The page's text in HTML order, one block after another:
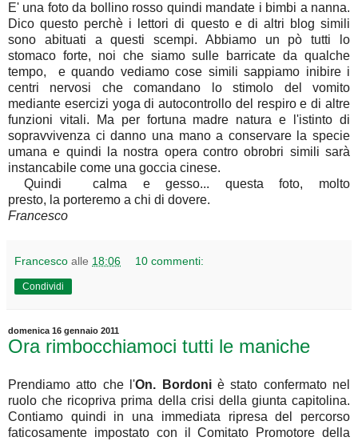
E' una foto da bollino rosso quindi mandate i bimbi a nanna.
Dico questo perchè i lettori di questo e di altri blog simili
sono abituati a questi scempi. Abbiamo un pò tutti lo
stomaco forte, noi che siamo sulle barricate da qualche
tempo, e quando vediamo cose simili sappiamo inibire i
centri nervosi che comandano lo stimolo del vomito
mediante esercizi yoga di autocontrollo del respiro e di altre
funzioni vitali. Ma per fortuna madre natura e l'istinto di
sopravvivenza ci danno una mano a conservare la specie
umana e quindi la nostra opera contro obrobri simili sarà
instancabile come una goccia cinese.
Quindi calma e gesso... questa foto, molto
presto, la porteremo a chi di dovere.
Francesco
Francesco alle 18:06 10 commenti:
Condividi
domenica 16 gennaio 2011
Ora rimbocchiamoci tutti le maniche
Prendiamo atto che l'On. Bordoniè stato confermato nel
ruolo che ricopriva prima della crisi della giunta capitolina.
Contiamo quindi in una immediata ripresa del percorso
faticosamente impostato con il Comitato Promotore della